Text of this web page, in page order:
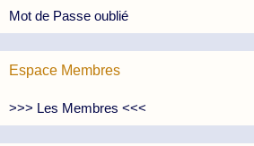
Mot de Passe oublié
Espace Membres
>>> Les Membres <<<